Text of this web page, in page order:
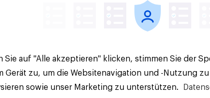
Sie auf "Alle akzeptieren" klicken, stimmen Sie der
Gerät zu, um die Websitenavigation und -Nutzung
sowie unser Marketing zu unterstützen.